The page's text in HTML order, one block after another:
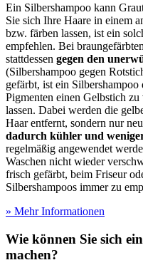
Ein Silbershampoo kann
Sie sich Ihre Haare in einem
bzw. färben lassen, ist ein
empfehlen. Bei
stattdessen gegen den
(Silbershampoo gegen
gefärbt, ist ein
Pigmenten einen Gelbstich
lassen. Dabei werden die
Haar entfernt, sondern nur
dadurch kühler und
regelmäßig angewendet
Waschen nicht wieder
frisch gefärbt, beim Friseur
Silbershampoos immer zu
» Mehr Informationen
Wie können Sie sich
machen?